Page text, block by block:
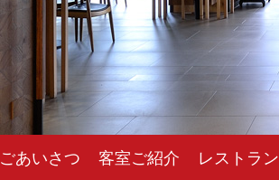
ごあいさつ 客室ご紹介 レストラン